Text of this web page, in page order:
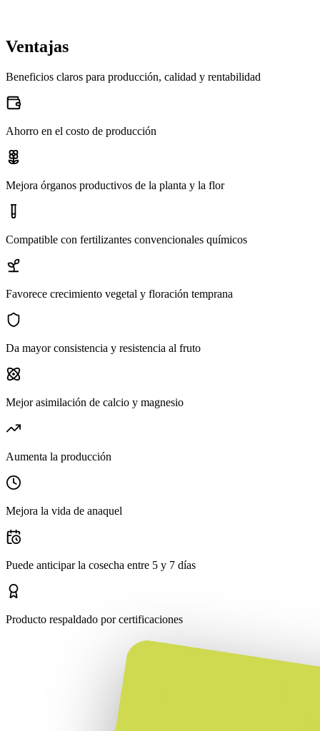
Ventajas
Beneficios claros para producción, calidad y rentabilidad
Ahorro en el costo de producción
Mejora órganos productivos de la planta y la flor
Compatible con fertilizantes convencionales químicos
Favorece crecimiento vegetal y floración temprana
Da mayor consistencia y resistencia al fruto
Mejor asimilación de calcio y magnesio
Aumenta la producción
Mejora la vida de anaquel
Puede anticipar la cosecha entre 5 y 7 días
Producto respaldado por certificaciones